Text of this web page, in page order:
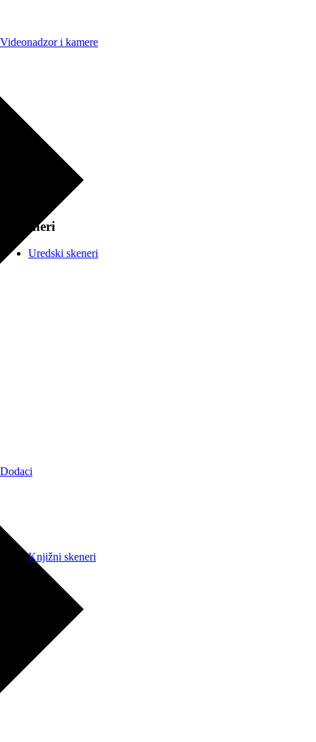
Videonadzor i kamere
Dodaci
Skeneri
Uredski skeneri
Knjižni skeneri